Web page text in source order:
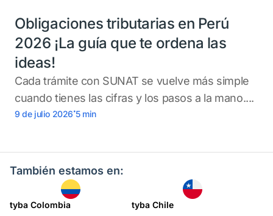
Obligaciones tributarias en Perú
2026 ¡La guía que te ordena las
ideas!
Cada trámite con SUNAT se vuelve más simple
cuando tienes las cifras y los pasos a la mano....
9 de julio 2026.5 min
También estamos en:
tyba Colombia tyba Chile